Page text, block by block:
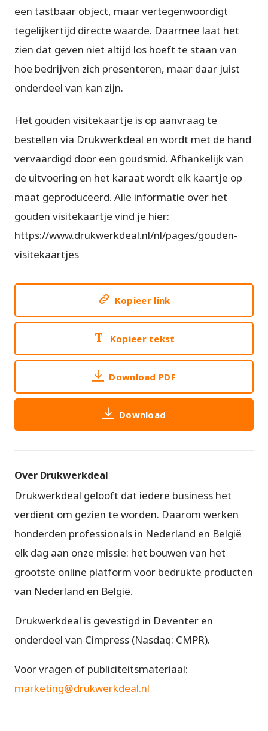
een tastbaar object, maar vertegenwoordigt
tegelijkertijd directe waarde. Daarmee laat het
zien dat geven niet altijd los hoeft te staan van
hoe bedrijven zich presenteren, maar daar juist
onderdeel van kan zijn.
Het gouden visitekaartje is op aanvraag te
bestellen via Drukwerkdeal en wordt met de hand
vervaardigd door een goudsmid. Afhankelijk van
de uitvoering en het karaat wordt elk kaartje op
maat geproduceerd. Alle informatie over het
gouden visitekaartje vind je hier:
https://www.drukwerkdeal.nl/nl/pages/gouden-
visitekaartjes
Kopieer link
Kopieer tekst
Download PDF
Download
Over Drukwerkdeal
Drukwerkdeal gelooft dat iedere business het
verdient om gezien te worden. Daarom werken
honderden professionals in Nederland en België
elk dag aan onze missie: het bouwen van het
grootste online platform voor bedrukte producten
van Nederland en België.
Drukwerkdeal is gevestigd in Deventer en
onderdeel van Cimpress (Nasdaq: CMPR).
Voor vragen of publiciteitsmateriaal:
marketing@drukwerkdeal.nl